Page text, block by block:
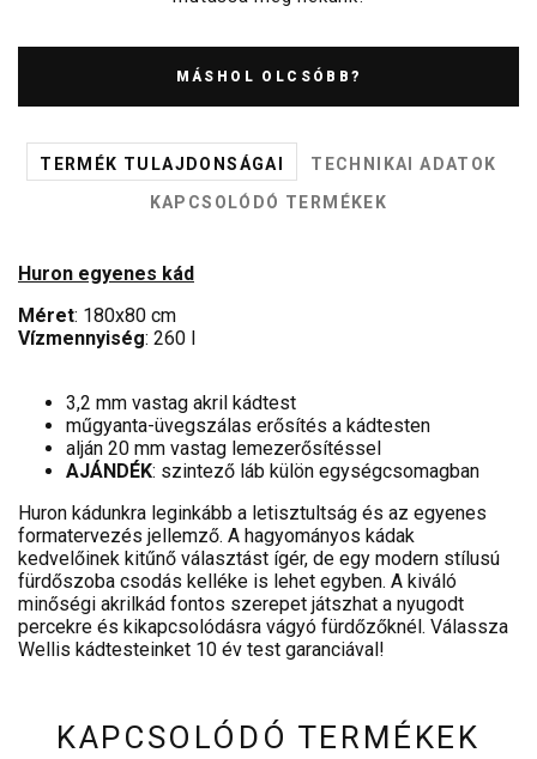
MÁSHOL OLCSÓBB?
TERMÉK TULAJDONSÁGAI
TECHNIKAI ADATOK
KAPCSOLÓDÓ TERMÉKEK
Huron egyenes kád
Méret: 180x80 cm
Vízmennyiség: 260 l
3,2 mm vastag akril kádtest
műgyanta-üvegszálas erősítés a kádtesten
alján 20 mm vastag lemezerősítéssel
AJÁNDÉK: szintező láb külön egységcsomagban
Huron kádunkra leginkább a letisztultság és az egyenes
formatervezés jellemző. A hagyományos kádak
kedvelőinek kitűnő választást ígér, de egy modern stílusú
fürdőszoba csodás kelléke is lehet egyben. A kiváló
minőségi akrilkád fontos szerepet játszhat a nyugodt
percekre és kikapcsolódásra vágyó fürdőzőknél. Válassza
Wellis kádtesteinket 10 év test garanciával!
KAPCSOLÓDÓ TERMÉKEK